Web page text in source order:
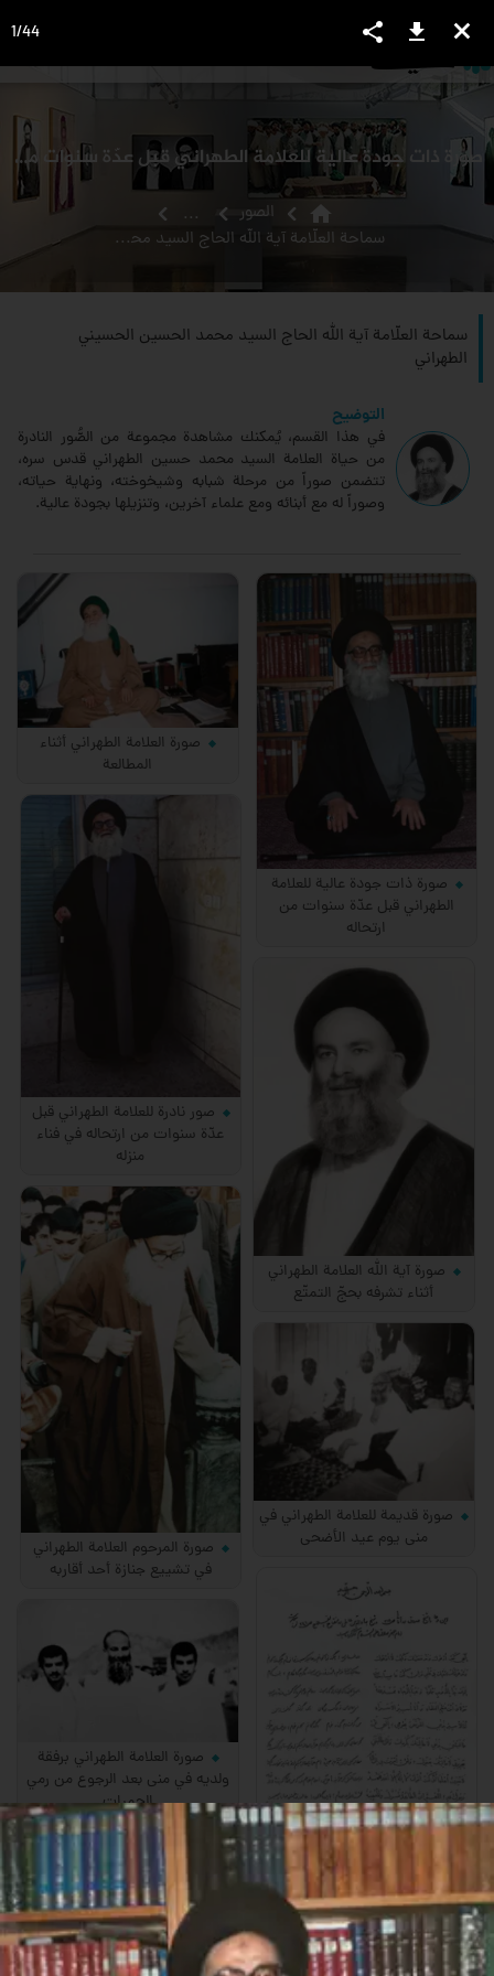
view_headline
صورة ذات جودة عالية للعلامة الطهراني قبل عدّة سنوات من ارتحاله
home الصور
...
سماحة العلّامة آية الله الحاج السيد محمد الحسين الحسيني الطهراني
سماحة العلّامة آية الله الحاج السيد محمد الحسين الحسيني
الطهراني
التوضيح
في هذا القسم، يُمكنك مشاهدة مجموعة من الصُّور النادرة
من حياة العلامة السيد محمد حسين الطهراني قدس سره،
تتضمن صوراً من مرحلة شبابه وشيخوخته، ونهاية حياته،
وصوراً له مع أبنائه ومع علماء آخرين، وتنزيلها بجودة عالية.
صورة ذات جودة عالية للعلامة
الطهراني قبل عدّة سنوات من
ارتحاله
صورة العلامة الطهراني أثناء
المطالعة
صور نادرة للعلامة الطهراني قبل
عدّة سنوات من ارتحاله في فناء
منزله
صورة آية الله العلامة الطهراني
أثناء تشرفه بحجّ التمتّع
صورة المرحوم العلامة الطهراني
في تشييع جنازة أحد أقاربه
صورة قديمة للعلامة الطهراني في
منى يوم عيد الأضحى
صورة نادرة لترجمة دعاء القنوت
بخط يد العلامة الطهراني
صورة العلامة الطهراني برفقة
ولديه في منى بعد الرجوع من رمي
الجمرات
close
download
share
1/44